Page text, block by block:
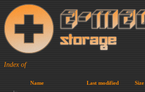
Index of
Name Last modified Size